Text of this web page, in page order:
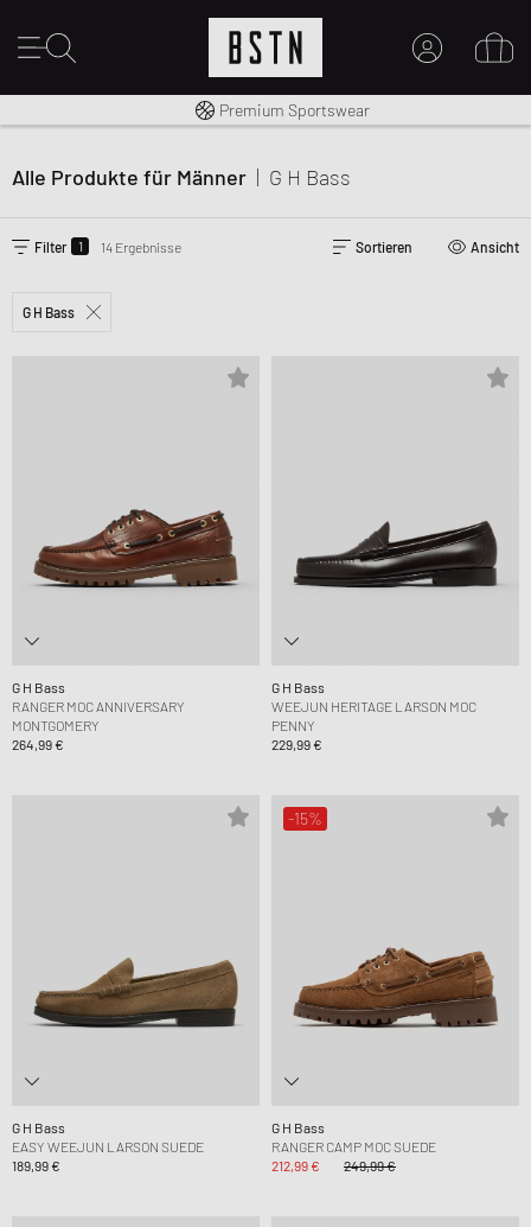
EINEN ACCOUNT ERSTELLEN
Kostenloser Versand nach DE ab € 70
Premium Sportswear
Alle Produkte für Männer | G H Bass
Filter 1 14 Ergebnisse Sortieren Ansicht
G H Bass
G H Bass
RANGER MOC ANNIVERSARY
MONTGOMERY
264,99 €
G H Bass
WEEJUN HERITAGE LARSON MOC
PENNY
229,99 €
G H Bass
EASY WEEJUN LARSON SUEDE
189,99 €
-15%
G H Bass
RANGER CAMP MOC SUEDE
212,99 €
249,99 €